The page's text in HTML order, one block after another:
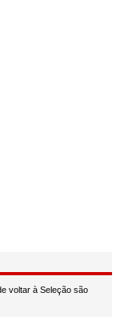
voltar à Seleção são